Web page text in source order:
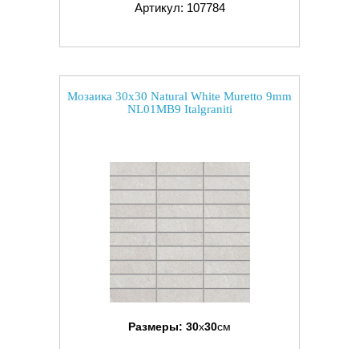
Артикул: 107784
Мозаика 30x30 Natural White Muretto 9mm
NL01MB9 Italgraniti
Размеры: 30x30см